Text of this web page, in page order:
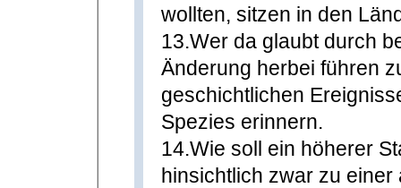
wollten, sitzen in den
13.Wer da glaubt durch
Änderung herbei führen
geschichtlichen
Spezies erinnern.
14.Wie soll ein höherer
hinsichtlich zwar zu